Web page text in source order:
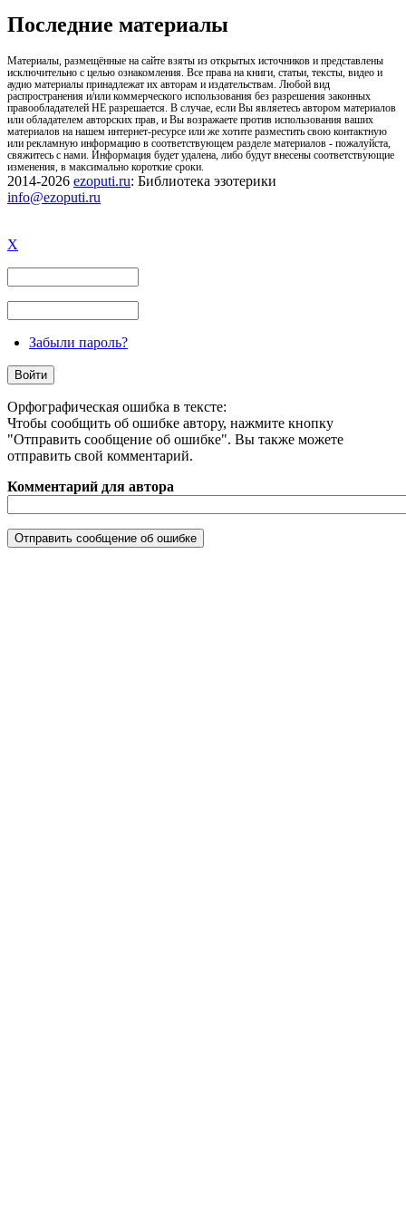
Последние материалы
Материалы, размещённые на сайте взяты из открытых источников и представлены
исключительно с целью ознакомления. Все права на книги, статьи, тексты, видео и
аудио материалы принадлежат их авторам и издательствам. Любой вид
распространения и/или коммерческого использования без разрешения законных
правообладателей НЕ разрешается. В случае, если Вы являетесь автором материалов
или обладателем авторских прав, и Вы возражаете против использования ваших
материалов на нашем интернет-ресурсе или же хотите разместить свою контактную
или рекламную информацию в соответствующем разделе материалов - пожалуйста,
свяжитесь с нами. Информация будет удалена, либо будут внесены соответствующие
изменения, в максимально короткие сроки.
2014-2026 ezoputi.ru: Библиотека эзотерики
info@ezoputi.ru
X
Забыли пароль?
Орфографическая ошибка в тексте:
Чтобы сообщить об ошибке автору, нажмите кнопку
"Отправить сообщение об ошибке". Вы также можете
отправить свой комментарий.
Комментарий для автора